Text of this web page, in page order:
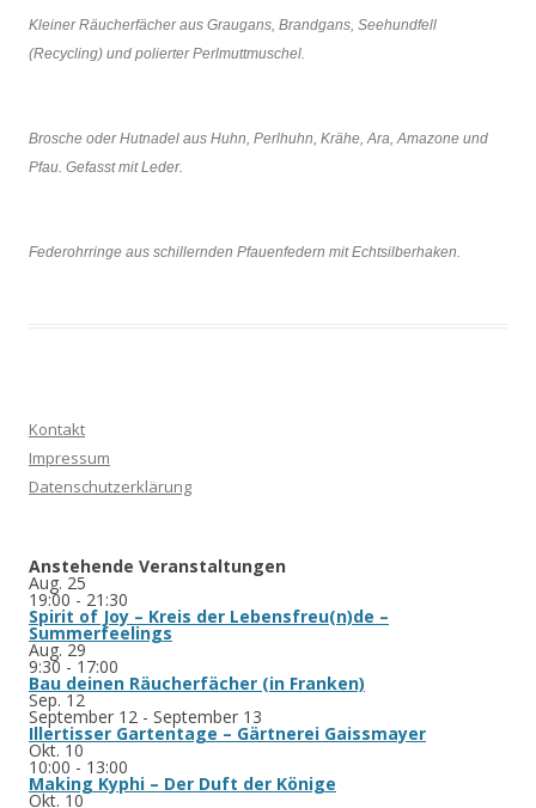
Kleiner Räucherfächer aus Graugans, Brandgans, Seehundfell
(Recycling) und polierter Perlmuttmuschel.
Brosche oder Hutnadel aus Huhn, Perlhuhn, Krähe, Ara, Amazone und
Pfau. Gefasst mit Leder.
Federohrringe aus schillernden Pfauenfedern mit Echtsilberhaken.
Kontakt
Impressum
Datenschutzerklärung
Anstehende Veranstaltungen
Aug. 25
19:00 - 21:30
Spirit of Joy – Kreis der Lebensfreu(n)de –
Summerfeelings
Aug.29
9:30 - 17:00
Bau deinen Räucherfächer (in Franken)
Sep.12
September 12 - September 13
Illertisser Gartentage – Gärtnerei Gaissmayer
Okt.10
10:00 - 13:00
Making Kyphi – Der Duft der Könige
Okt.10